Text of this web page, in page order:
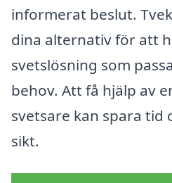
informerat beslut.
dina alternativ för att
svetslösning som
behov. Att få hjälp av
svetsare kan spara tid
sikt.